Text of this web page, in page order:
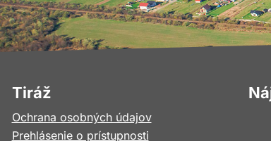
Tiráž
Ochrana osobných údajov
Prehlásenie o prístupnosti